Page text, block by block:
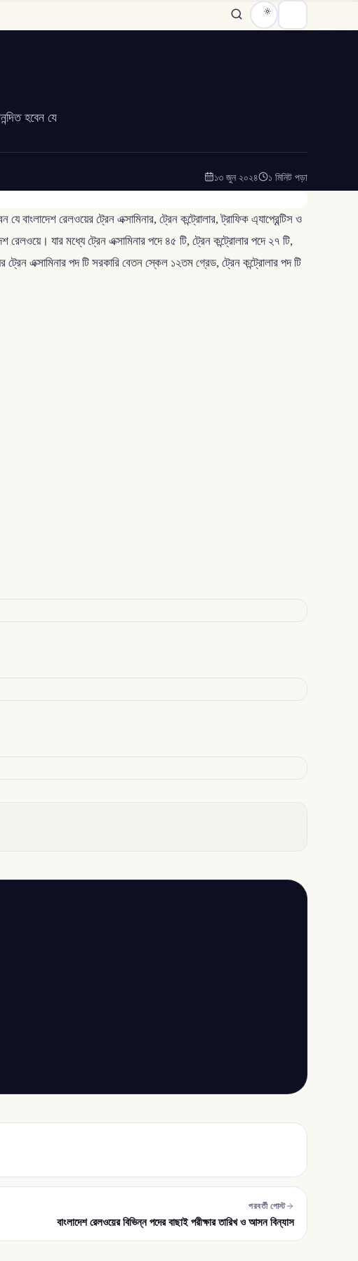
হবেন যে
১৩ জুন ২০২৪ ১ মিনিট পড়া
রেলওয়ের ট্রেন এক্সামিনার, ট্রেন কন্ট্রোলার, ট্রাফিক এ্যাপ্রেন্টিস ও
যার মধ্যে ট্রেন এক্সামিনার পদে ৪৫ টি, ট্রেন কন্ট্রোলার পদে ২৭ টি,
এক্সামিনার পদ টি সরকারি বেতন স্কেল ১২তম গ্রেড, ট্রেন কন্ট্রোলার পদ টি
পরবর্তী পোস্ট
বাংলাদেশ রেলওয়ের বিভিন্ন পদের বাছাই পরীক্ষার তারিখ ও আসন বিন্যাস